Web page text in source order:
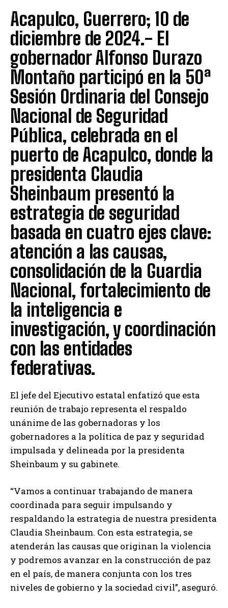
Acapulco, Guerrero; 10 de
diciembre de 2024.- El
gobernador Alfonso Durazo
Montaño participó en la 50ª
Sesión Ordinaria del Consejo
Nacional de Seguridad
Pública, celebrada en el
puerto de Acapulco, donde la
presidenta Claudia
Sheinbaum presentó la
estrategia de seguridad
basada en cuatro ejes clave:
atención a las causas,
consolidación de la Guardia
Nacional, fortalecimiento de
la inteligencia e
investigación, y coordinación
con las entidades
federativas.
El jefe del Ejecutivo estatal enfatizó que esta
reunión de trabajo representa el respaldo
unánime de las gobernadoras y los
gobernadores a la política de paz y seguridad
impulsada y delineada por la presidenta
Sheinbaum y su gabinete.
“Vamos a continuar trabajando de manera
coordinada para seguir impulsando y
respaldando la estrategia de nuestra presidenta
Claudia Sheinbaum. Con esta estrategia, se
atenderán las causas que originan la violencia
y podremos avanzar en la construcción de paz
en el país, de manera conjunta con los tres
niveles de gobierno y la sociedad civil”, aseguró.